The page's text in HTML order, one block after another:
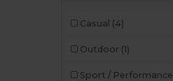
Casual (4)
Outdoor (1)
Sport / Performance